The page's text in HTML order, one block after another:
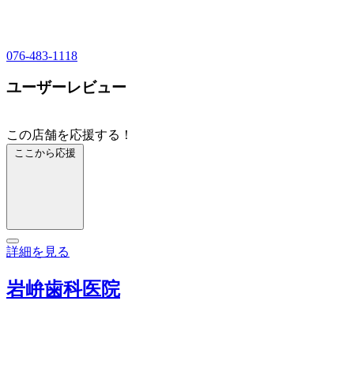
076-483-1118
ユーザーレビュー
この店舗を応援する！
ここから応援
詳細を見る
岩峅歯科医院